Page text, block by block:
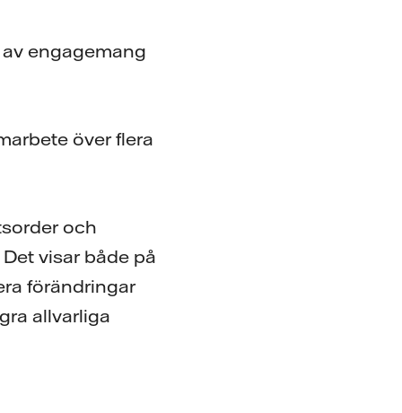
engagemang
över flera
och
visar både på
förändringar
allvarliga